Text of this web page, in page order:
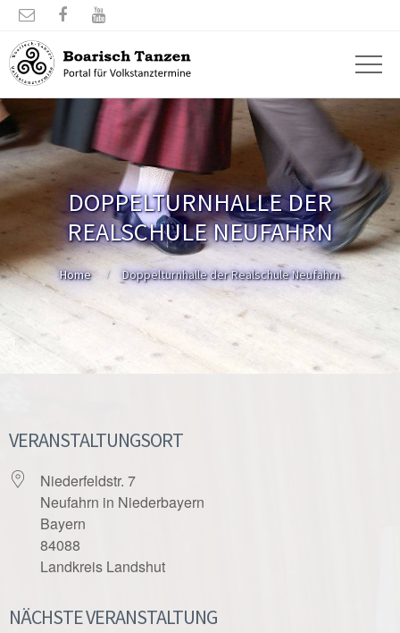
  
DOPPELTURNHALLE DER
REALSCHULE NEUFAHRN
Home Doppelturnhalle der Realschule Neufahrn
VERANSTALTUNGSORT
Niederfeldstr. 7
Neufahrn in Niederbayern
Bayern
84088
Landkreis Landshut
NÄCHSTE VERANSTALTUNG